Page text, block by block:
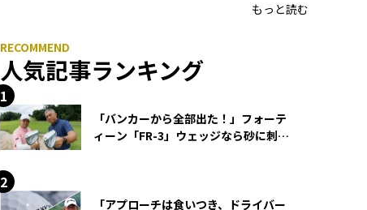
もっと読む
人気記事ランキング
「バンカーから全部出た！」フォーテ
ィーン「FR-3」ウェッジなら砂に刺さ
「アプローチは食いつき、ドライバー